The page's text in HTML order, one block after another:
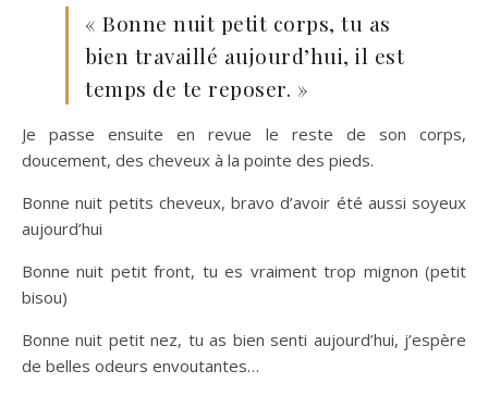
« Bonne nuit petit corps, tu as
bien travaillé aujourd’hui, il est
temps de te reposer. »
Je passe ensuite en revue le reste de son corps,
doucement, des cheveux à la pointe des pieds.
Bonne nuit petits cheveux, bravo d’avoir été aussi soyeux
aujourd’hui
Bonne nuit petit front, tu es vraiment trop mignon (petit
bisou)
Bonne nuit petit nez, tu as bien senti aujourd’hui, j’espère
de belles odeurs envoutantes…